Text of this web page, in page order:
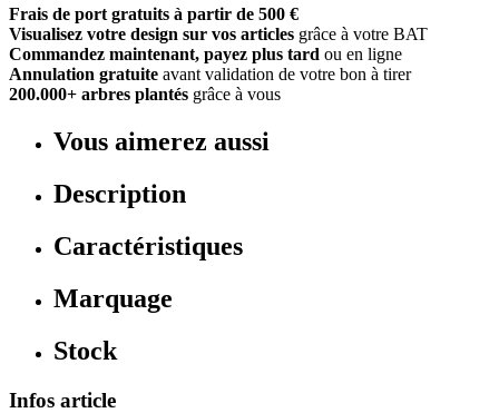
Frais de port gratuits à partir de 500 €
Visualisez votre design sur vos articles grâce à votre BAT
Commandez maintenant, payez plus tard ou en ligne
Annulation gratuite avant validation de votre bon à tirer
200.000+ arbres plantés grâce à vous
Vous aimerez aussi
Description
Caractéristiques
Marquage
Stock
Infos article